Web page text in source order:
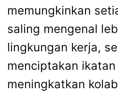
memungkinkan
saling mengenal
lingkungan kerja,
menciptakan ikatan
meningkatkan